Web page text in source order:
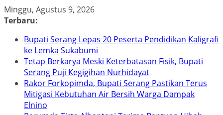
Skip
to
Minggu, Agustus 9, 2026
Terbaru:
Bupati Serang Lepas 20 Peserta Pendidikan Kaligrafi
ke Lemka Sukabumi
Tetap Berkarya Meski Keterbatasan Fisik, Bupati
Serang Puji Kegigihan Nurhidayat
Rakor Forkopimda, Bupati Serang Pastikan Terus
Mitigasi Kebutuhan Air Bersih Warga Dampak
Elnino